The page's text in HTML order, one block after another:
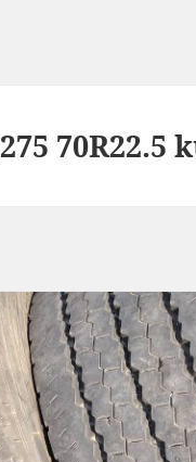
275 70R22.5